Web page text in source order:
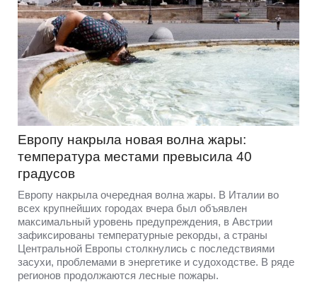
Европу накрыла новая волна жары:
температура местами превысила 40
градусов
Европу накрыла очередная волна жары. В Италии во
всех крупнейших городах вчера был объявлен
максимальный уровень предупреждения, в Австрии
зафиксированы температурные рекорды, а страны
Центральной Европы столкнулись с последствиями
засухи, проблемами в энергетике и судоходстве. В ряде
регионов продолжаются лесные пожары.